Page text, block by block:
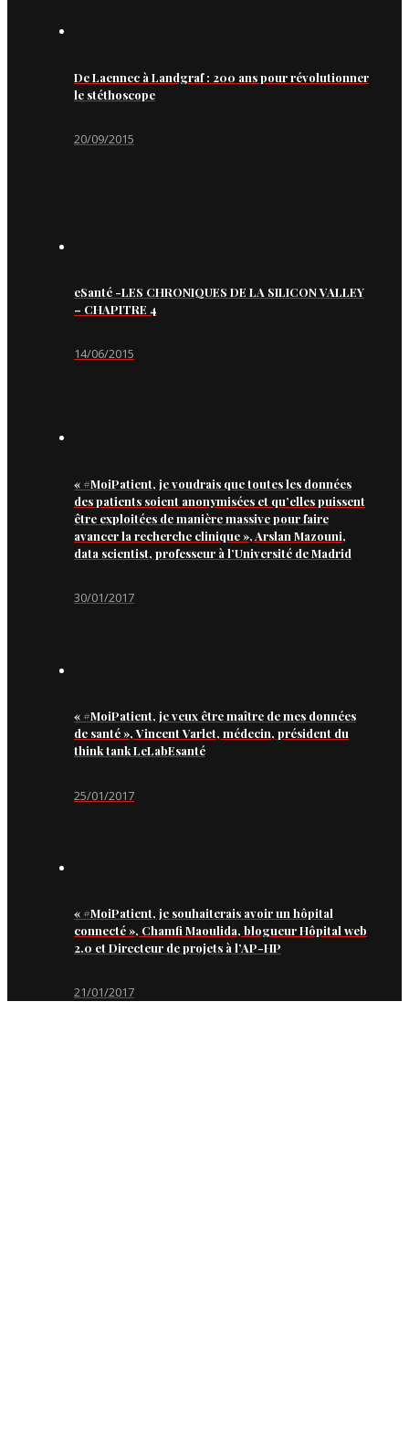
De Laennec à Landgraf : 200 ans pour révolutionner
le stéthoscope
20/09/2015
eSanté -LES CHRONIQUES DE LA SILICON VALLEY
– CHAPITRE 4
14/06/2015
« #MoiPatient, je voudrais que toutes les données
des patients soient anonymisées et qu’elles puissent
être exploitées de manière massive pour faire
avancer la recherche clinique », Arslan Mazouni,
data scientist, professeur à l’Université de Madrid
30/01/2017
« #MoiPatient, je veux être maître de mes données
de santé », Vincent Varlet, médecin, président du
think tank LeLabEsanté
25/01/2017
« #MoiPatient, je souhaiterais avoir un hôpital
connecté », Chamfi Maoulida, blogueur Hôpital web
2.0 et Directeur de projets à l’AP-HP
21/01/2017